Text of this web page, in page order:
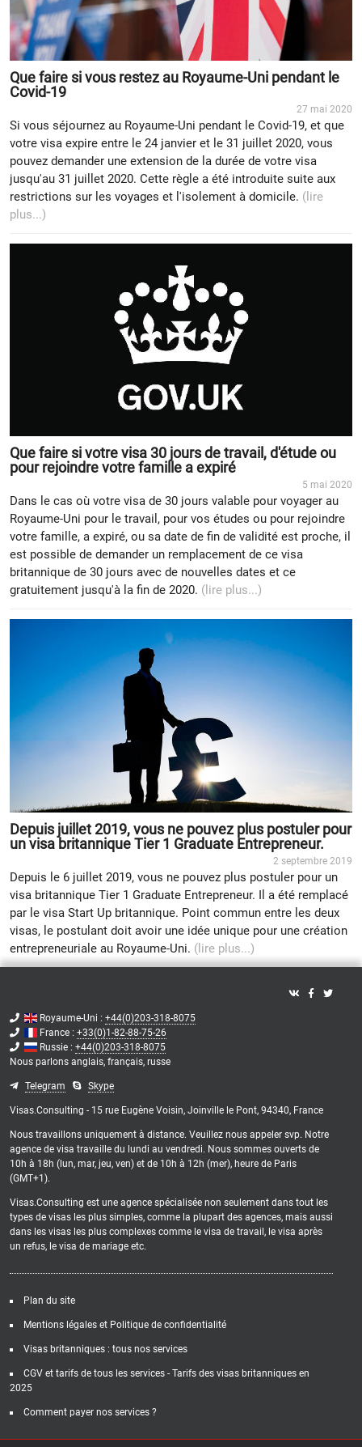
Que faire si vous restez au Royaume-Uni pendant le
Covid-19
27 mai 2020
Si vous séjournez au Royaume-Uni pendant le Covid-19, et que
votre visa expire entre le 24 janvier et le 31 juillet 2020, vous
pouvez demander une extension de la durée de votre visa
jusqu'au 31 juillet 2020. Cette règle a été introduite suite aux
restrictions sur les voyages et l'isolement à domicile. (lire
plus...)
Que faire si votre visa 30 jours de travail, d'étude ou
pour rejoindre votre famille a expiré
5 mai 2020
Dans le cas où votre visa de 30 jours valable pour voyager au
Royaume-Uni pour le travail, pour vos études ou pour rejoindre
votre famille, a expiré, ou sa date de fin de validité est proche, il
est possible de demander un remplacement de ce visa
britannique de 30 jours avec de nouvelles dates et ce
gratuitement jusqu'à la fin de 2020. (lire plus...)
Depuis juillet 2019, vous ne pouvez plus postuler pour
un visa britannique Tier 1 Graduate Entrepreneur.
2 septembre 2019
Depuis le 6 juillet 2019, vous ne pouvez plus postuler pour un
visa britannique Tier 1 Graduate Entrepreneur. Il a été remplacé
par le visa Start Up britannique. Point commun entre les deux
visas, le postulant doit avoir une idée unique pour une création
entrepreneuriale au Royaume-Uni. (lire plus...)
Royaume-Uni : +44(0)203-318-8075
France : +33(0)1-82-88-75-26
Russie : +44(0)203-318-8075
Nous parlons anglais, français, russe
Telegram Skype
Visas.Consulting - 15 rue Eugène Voisin, Joinville le Pont, 94340, France
Nous travaillons uniquement à distance. Veuillez nous appeler svp. Notre
agence de visa travaille du lundi au vendredi. Nous sommes ouverts de
10h à 18h (lun, mar, jeu, ven) et de 10h à 12h (mer), heure de Paris
(GMT+1).
Visas.Consulting est une agence spécialisée non seulement dans tout les
types de visas les plus simples, comme la plupart des agences, mais aussi
dans les visas les plus complexes comme le visa de travail, le visa après
un refus, le visa de mariage etc.
Plan du site
Mentions légales et Politique de confidentialité
Visas britanniques : tous nos services
CGV et tarifs de tous les services - Tarifs des visas britanniques en
2025
Comment payer nos services ?